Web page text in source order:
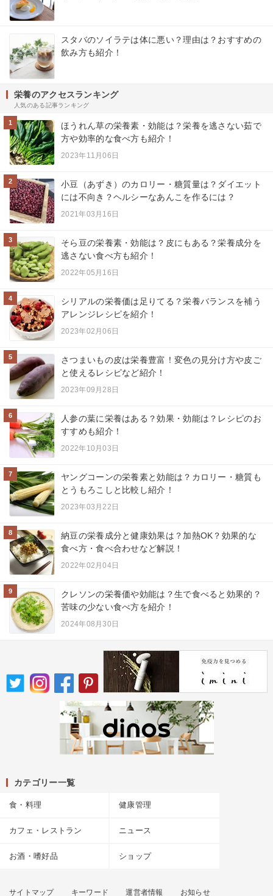
スタバのソイラテは体に悪い？理由は？おすすめの
飲み方も紹介！
栄養のアクセスランキング
人気のある記事ランキング
1
ほうれん草の栄養素・効能は？栄養を逃さない茹で
方や効率的な食べ方も紹介！
2023年11月06日
2
小豆（あずき）のカロリー・糖質量は？ダイエット
には不向き？ヘルシーなあんこを作るには？
2021年03月16日
3
そら豆の栄養素・効能は？皮にもある？栄養成分を
逃さない食べ方も紹介！
2022年05月16日
4
シリアルの栄養価は足りてる？栄養バランスを補う
アレンジレシピを紹介！
2023年02月06日
5
さつまいもの皮は栄養豊富！変色の見分け方や皮ご
と使えるレシピなど紹介！
2023年09月28日
6
人参の葉に栄養はある？効果・効能は？レシピのお
すすめも紹介！
2022年10月03日
7
ヤングコーンの栄養素と効能は？カロリー・糖質も
とうもろこしと比較し紹介！
2023年03月22日
8
納豆の栄養成分と健康効果は？加熱OK？効果的な
食べ方・食べ合わせなど解説！
2022年02月04日
9
クレソンの栄養価や効能は？生で食べると効果的？
苦味の少ない食べ方を紹介！
2024年08月30日
カテゴリー一覧
食・料理 健康管理
カフェ・レストラン ニュース
お酒・嗜好品 ショップ
サイトマップ キーワード 運営者情報 お知らせ